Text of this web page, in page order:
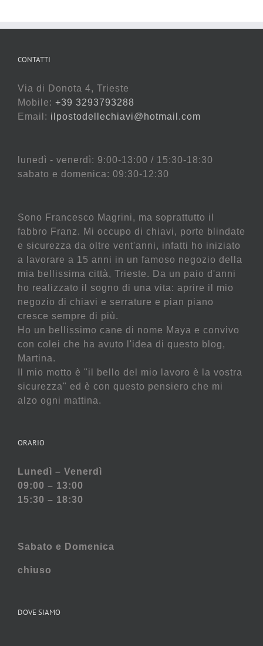
CONTATTI
Via di Donota 4, Trieste
Mobile: +39 3293793288
Email: ilpostodellechiavi@hotmail.com
lunedì - venerdì: 9:00-13:00 / 15:30-18:30
sabato e domenica: 09:30-12:30
Sono Francesco Magrini, ma soprattutto il
fabbro Franz. Mi occupo di chiavi, porte blindate
e sicurezza da oltre vent'anni, infatti ho iniziato
a lavorare a 15 anni in un famoso negozio della
mia bellissima città, Trieste. Da un paio d'anni
ho realizzato il sogno di una vita: aprire il mio
negozio di chiavi e serrature e pian piano
cresce sempre di più.
Ho un bellissimo cane di nome Maya e convivo
con colei che ha avuto l'idea di questo blog,
Martina.
Il mio motto è "il bello del mio lavoro è la vostra
sicurezza" ed è con questo pensiero che mi
alzo ogni mattina.
ORARIO
Lunedì – Venerdì
09:00 – 13:00
15:30 – 18:30
Sabato e Domenica
chiuso
DOVE SIAMO